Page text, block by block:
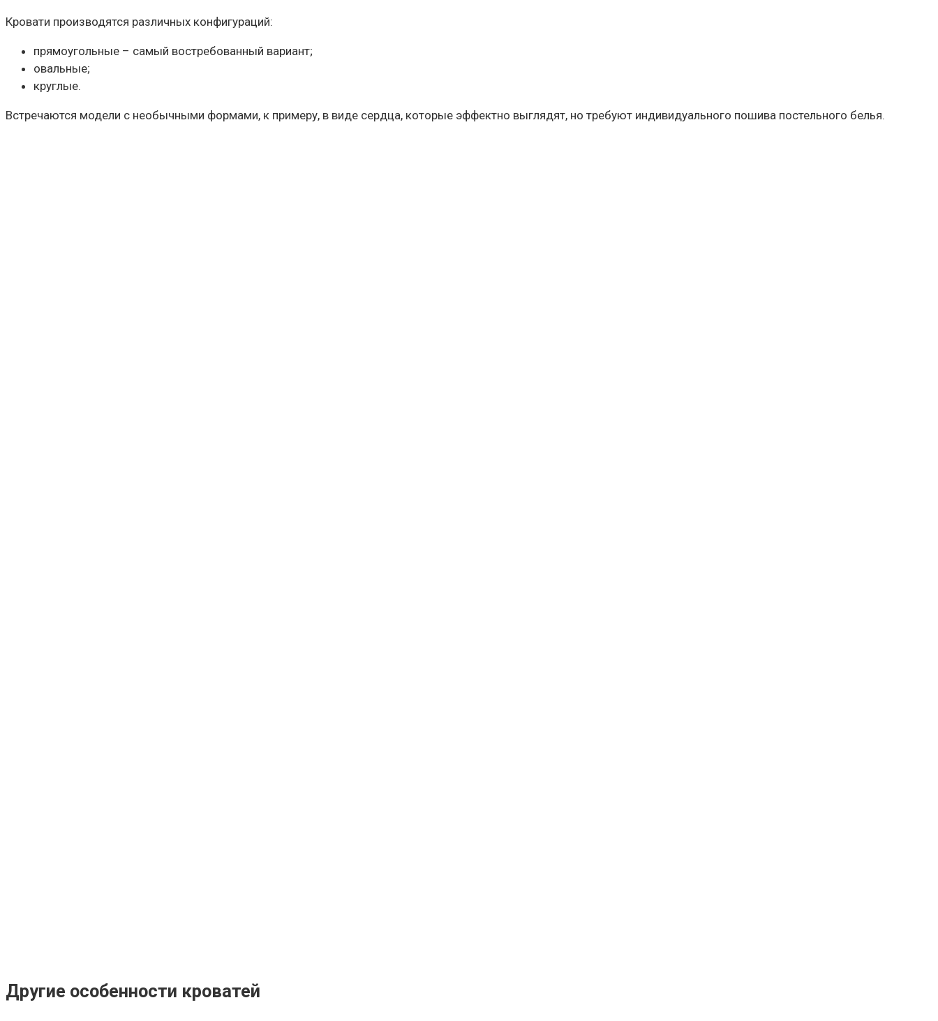
Кровати производятся различных конфигураций:
прямоугольные – самый востребованный вариант;
овальные;
круглые.
Встречаются модели с необычными формами, к примеру, в виде сердца, которые эффектно выглядят, но требуют индивидуального пошива постельного белья.
Другие особенности кроватей